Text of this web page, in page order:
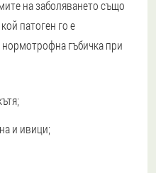
на заболяването също
патоген го е
гъбичка при
и ивици;